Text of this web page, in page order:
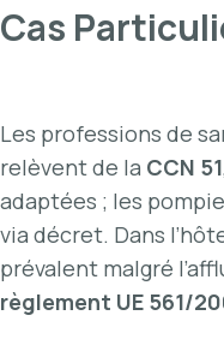
Cas
Les professions de
relèvent de la CCN 51
adaptées ; les
via décret. Dans
prévalent malgré
règlement UE 561/